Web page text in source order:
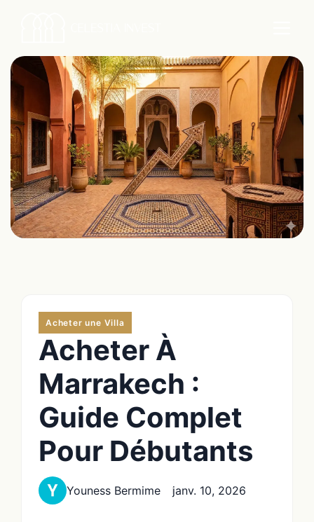
Acheter une Villa
Acheter À
Marrakech :
Guide Complet
Pour Débutants
Youness Bermime janv. 10, 2026